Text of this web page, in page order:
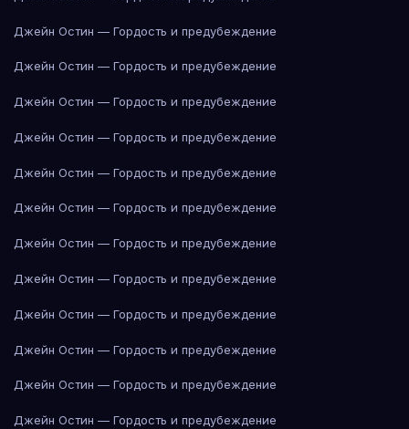
Джейн Остин — Гордость и предубеждение
Джейн Остин — Гордость и предубеждение
Джейн Остин — Гордость и предубеждение
Джейн Остин — Гордость и предубеждение
Джейн Остин — Гордость и предубеждение
Джейн Остин — Гордость и предубеждение
Джейн Остин — Гордость и предубеждение
Джейн Остин — Гордость и предубеждение
Джейн Остин — Гордость и предубеждение
Джейн Остин — Гордость и предубеждение
Джейн Остин — Гордость и предубеждение
Джейн Остин — Гордость и предубеждение